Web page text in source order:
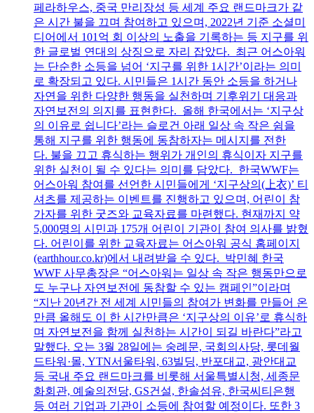
페라하우스, 중국 만리장성 등 세계 주요 랜드마크가 같
은 시간 불을 끄며 참여하고 있으며, 2022년 기준 소셜미
디어에서 101억 회 이상의 노출을 기록하는 등 지구를 위
한 글로벌 연대의 상징으로 자리 잡았다. 최근 어스아워
는 단순한 소등을 넘어 ‘지구를 위한 1시간’이라는 의미
로 확장되고 있다. 시민들은 1시간 동안 소등을 하거나
자연을 위한 다양한 행동을 실천하며 기후위기 대응과
자연보전의 의지를 표현한다. 올해 한국에서는 ‘지구상
의 이유로 쉽니다’라는 슬로건 아래 일상 속 작은 쉼을
통해 지구를 위한 행동에 동참하자는 메시지를 전한
다. 불을 끄고 휴식하는 행위가 개인의 휴식이자 지구를
위한 실천이 될 수 있다는 의미를 담았다. 한국WWF는
어스아워 참여를 선언한 시민들에게 ‘지구상의(上衣)’ 티
셔츠를 제공하는 이벤트를 진행하고 있으며, 어린이 참
가자를 위한 굿즈와 교육자료를 마련했다. 현재까지 약
5,000명의 시민과 175개 어린이 기관이 참여 의사를 밝혔
다. 어린이를 위한 교육자료는 어스아워 공식 홈페이지
(earthhour.co.kr)에서 내려받을 수 있다. 박민혜 한국
WWF 사무총장은 “어스아워는 일상 속 작은 행동만으로
도 누구나 자연보전에 동참할 수 있는 캠페인”이라며
“지난 20년간 전 세계 시민들의 참여가 변화를 만들어 온
만큼 올해도 이 한 시간만큼은 ‘지구상의 이유’로 휴식하
며 자연보전을 함께 실천하는 시간이 되길 바란다”라고
말했다. 오는 3월 28일에는 숭례문, 국회의사당, 롯데월
드타워·몰, YTN서울타워, 63빌딩, 반포대교, 광안대교
등 국내 주요 랜드마크를 비롯해 서울특별시청, 세종문
화회관, 예술의전당, GS건설, 한솔섬유, 한국씨티은행
등 여러 기업과 기관이 소등에 참여할 예정이다. 또한 3